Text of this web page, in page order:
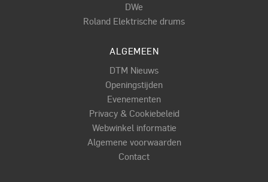
DWe
Roland Elektrische drums
ALGEMEEN
DTM Nieuws
Openingstijden
Evenementen
Privacy & Cookiebeleid
Webwinkel informatie
Algemene voorwaarden
Contact